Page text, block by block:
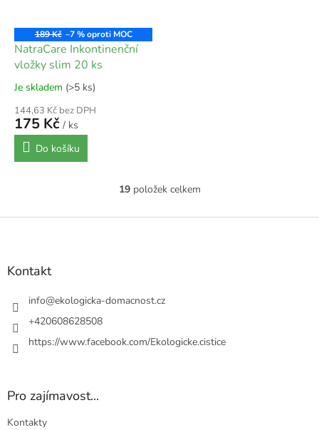
189 Kč –7 %
NatraCare Inkontinenční
vložky slim 20 ks
Je skladem (>5 ks)
144,63 Kč bez DPH
175 Kč / ks
Do košíku
O
l
p
k
19položek celkem
Z
Kontakt
info@ekologicka-domacnost.cz
+420608628508
https://www.facebook.com/Ekologicke.cistice
Pro zajímavost...
Kontakty